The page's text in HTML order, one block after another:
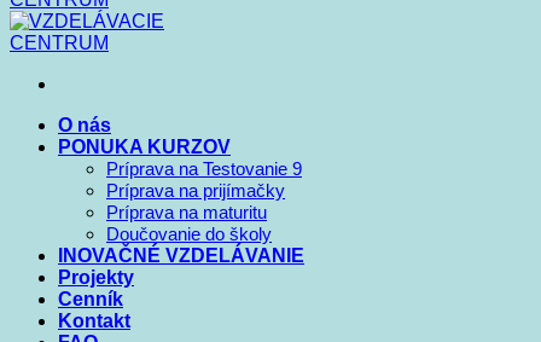
O nás
PONUKA KURZOV
Príprava na Testovanie 9
Príprava na prijímačky
Príprava na maturitu
Doučovanie do školy
INOVAČNÉ VZDELÁVANIE
Projekty
Cenník
Kontakt